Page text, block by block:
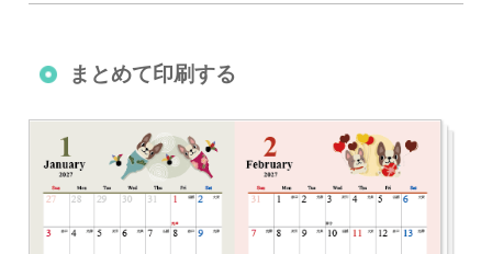
まとめて印刷する